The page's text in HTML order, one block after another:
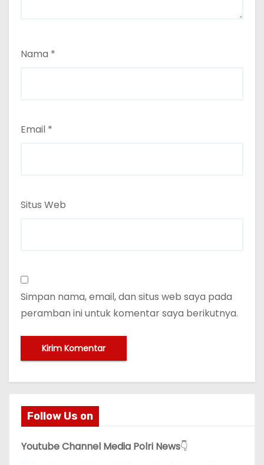
Nama *
Email *
Situs Web
Simpan nama, email, dan situs web saya pada
peramban ini untuk komentar saya berikutnya.
Follow Us on
Youtube Channel Media Polri News👇